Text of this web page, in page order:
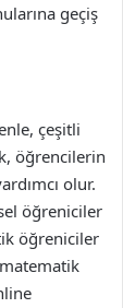
geçiş
çeşitli
öğrencilerin
olur.
öğreniciler
öğreniciler